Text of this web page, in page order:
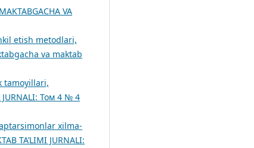
MAKTABGACHA VA
etish metodlari,
va maktab
tamoyillari,
JURNALI: Том 4 № 4
xilma-
TA’LIMI JURNALI: